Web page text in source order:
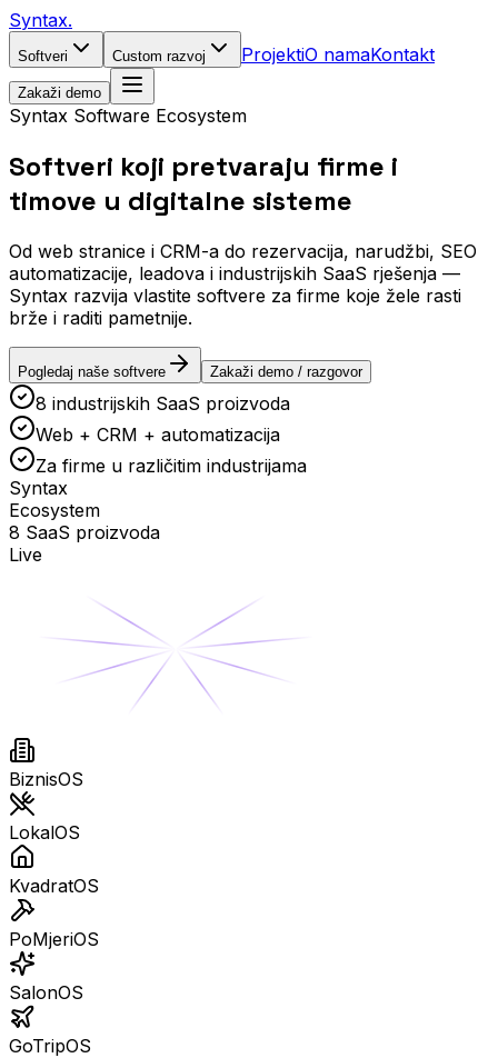
Syntax.
Softveri Custom razvoj ProjektiO namaKontakt
Zakaži demo
Syntax Software Ecosystem
Softveri koji pretvaraju firme i
timove u digitalne sisteme
Od web stranice i CRM-a do rezervacija, narudžbi, SEO
automatizacije, leadova i industrijskih SaaS rješenja —
Syntax razvija vlastite softvere za firme koje žele rasti
brže i raditi pametnije.
Pogledaj naše softvere Zakaži demo / razgovor
8 industrijskih SaaS proizvoda
Web + CRM + automatizacija
Za firme u različitim industrijama
Syntax
Ecosystem
8 SaaS proizvoda
Live
BiznisOS
LokalOS
KvadratOS
PoMjeriOS
SalonOS
GoTripOS